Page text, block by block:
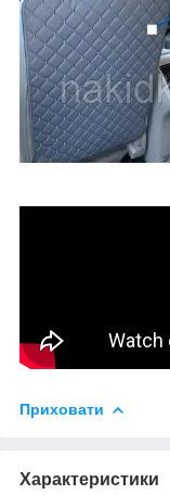
Приховати
Характеристики